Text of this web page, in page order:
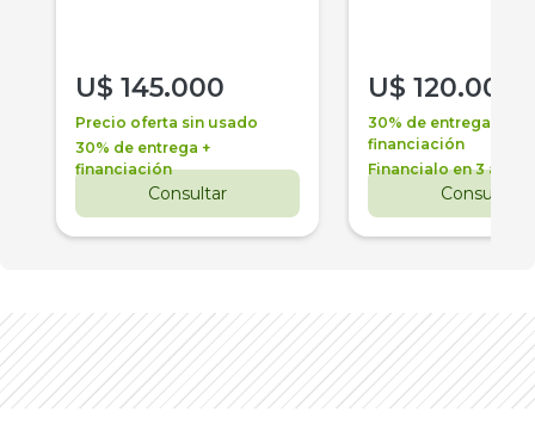
U$ 145.000
Precio oferta sin usado
30% de entrega +
financiación
Consultar
U$ 120.000
30% de entrega +
financiación
Financialo en 3 años
Consultar